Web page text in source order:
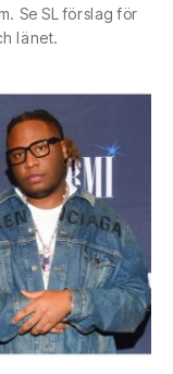
Se SL förslag för
länet.